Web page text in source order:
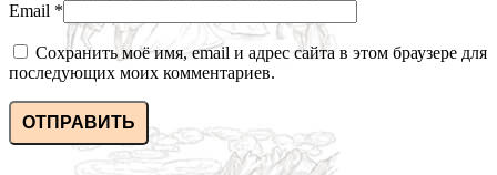
Email *
Сохранить моё имя, email и адрес сайта в этом браузере для
последующих моих комментариев.